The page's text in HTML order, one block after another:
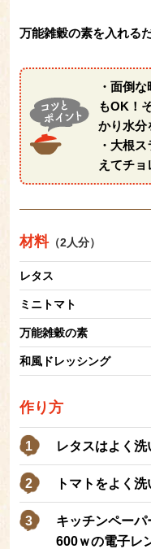
万能雑穀の素を入れる
・面倒
もOK！
かり水分
・大根
えてチ
材料（2人分）
レタス
ミニトマト
万能雑穀の素
和風ドレッシング
作り方
レタスはよく洗
トマトをよく洗
キッチンペーパ
600ｗの電子レ